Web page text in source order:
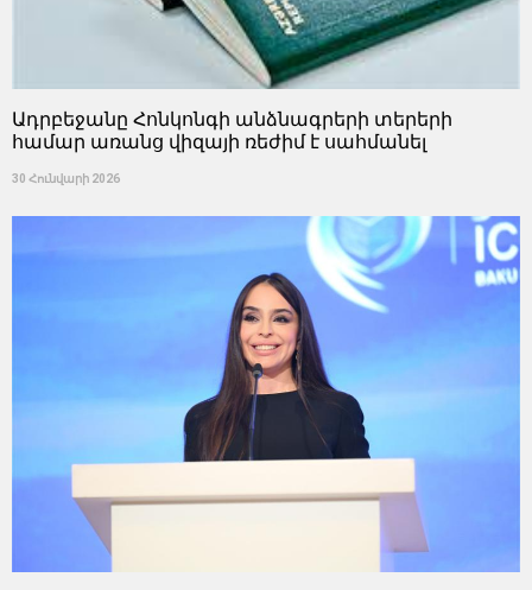
Ադրբեջանը Հոնկոնգի անձնագրերի տերերի
համար առանց վիզայի ռեժիմ է սահմանել
30 Հունվարի 2026